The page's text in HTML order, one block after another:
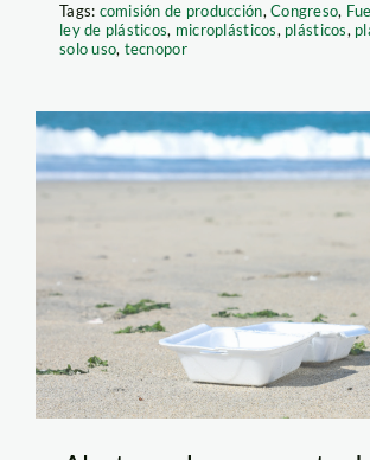
Tags: comisión de producción,Congreso,
ley de plásticos, microplásticos, plásticos,
solo uso, tecnopor
Fotografo
Cerna – Playa
Atahualpa